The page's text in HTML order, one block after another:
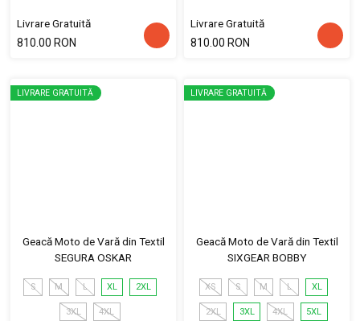
Livrare Gratuită
810.00 RON
Livrare Gratuită
810.00 RON
LIVRARE GRATUITĂ
Geacă Moto de Vară din Textil
SEGURA OSKAR
S M L XL 2XL
3XL 4XL
LIVRARE GRATUITĂ
Geacă Moto de Vară din Textil
SIXGEAR BOBBY
XS S M L XL
2XL 3XL 4XL 5XL